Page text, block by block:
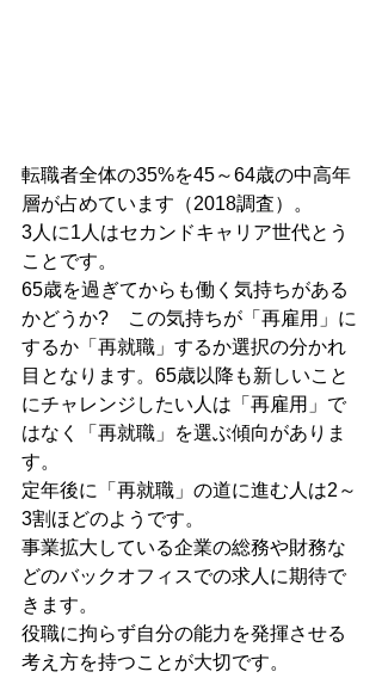
転職者全体の35%を45～64歳の中高年
層が占めています（2018調査）。
3人に1人はセカンドキャリア世代とう
ことです。
65歳を過ぎてからも働く気持ちがある
かどうか?　この気持ちが「再雇用」に
するか「再就職」するか選択の分かれ
目となります。65歳以降も新しいこと
にチャレンジしたい人は「再雇用」で
はなく「再就職」を選ぶ傾向がありま
す。
定年後に「再就職」の道に進む人は2～
3割ほどのようです。
事業拡大している企業の総務や財務な
どのバックオフィスでの求人に期待で
きます。
役職に拘らず自分の能力を発揮させる
考え方を持つことが大切です。